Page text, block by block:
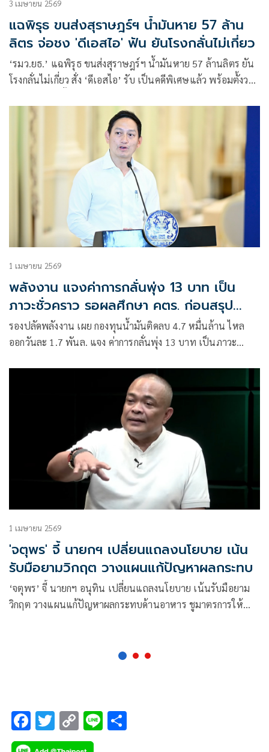
3 เมษายน 2569
แฉพิรุธ ขนส่งสุราษฎร์ฯ น้ำมันหาย 57 ล้าน
ลิตร จ่อชง 'ดีเอสไอ' ฟัน ยันโรงกลั่นไม่เกี่ยว
‘รมว.ยธ.’ แฉพิรุธ ขนส่งสุราษฎร์ฯ น้ำมันหาย 57 ล้านลิตร ยัน
โรงกลั่นไม่เกี่ยว สั่ง ‘ดีเอสไอ’ รับ เป็นคดีพิเศษแล้ว พร้อมตั้งวอร์
ผลรถบรรทุกลักลอบน้ำมัน 4 หมื่นลิตร เตรียมเรียกเจ้าของเรือ
สวมทะเบียนโชคชลกรขายน้ำมันกลางทะเล ศรชล. พบการเดิน
เรือช้าประวิงเวลาผิดปกติ 20 เที่ยว จ่อประสานดีเอสไอฟัน ด้าน
‘อธิบดีดีเอสไอ’ ชี้ประวิงเวลาขนส่งน้ำมันความผิดร้ายแรง
1 เมษายน 2569
พลังงาน แจงค่าการกลั่นพุ่ง 13 บาท เป็น
ภาวะชั่วคราว รอผลศึกษา คตร. ก่อนสรุป
โครงสร้างราคาใหม่
รองปลัดพลังงาน เผย กองทุนน้ำมันติดลบ 4.7 หมื่นล้าน ไหล
ออกวันละ 1.7 พันล. แจง ค่าการกลั่นพุ่ง 13 บาท เป็นภาวะ
เข้าน้ำมันรัสเซีย กต.หารือแล้ว หากนำเข้าจริงต้องคุยเอกชนหาส
1 เมษายน 2569
'จตุพร' จี้ นายกฯ เปลี่ยนแถลงนโยบาย เน้น
รับมือยามวิกฤต วางแผนแก้ปัญหาผลกระทบ
‘จตุพร’ จี้ นายกฯ อนุทิน เปลี่ยนแถลงนโยบาย เน้นรับมือยาม
วิกฤต วางแผนแก้ปัญหาผลกระทบด้านอาหาร ชูมาตรการให้
พะงาบรอโกยกำไร บี้รื้อโครงสร้างพลังงานก่อนจะไปไม่รอด
F
ac
T
wi
C
o
Li